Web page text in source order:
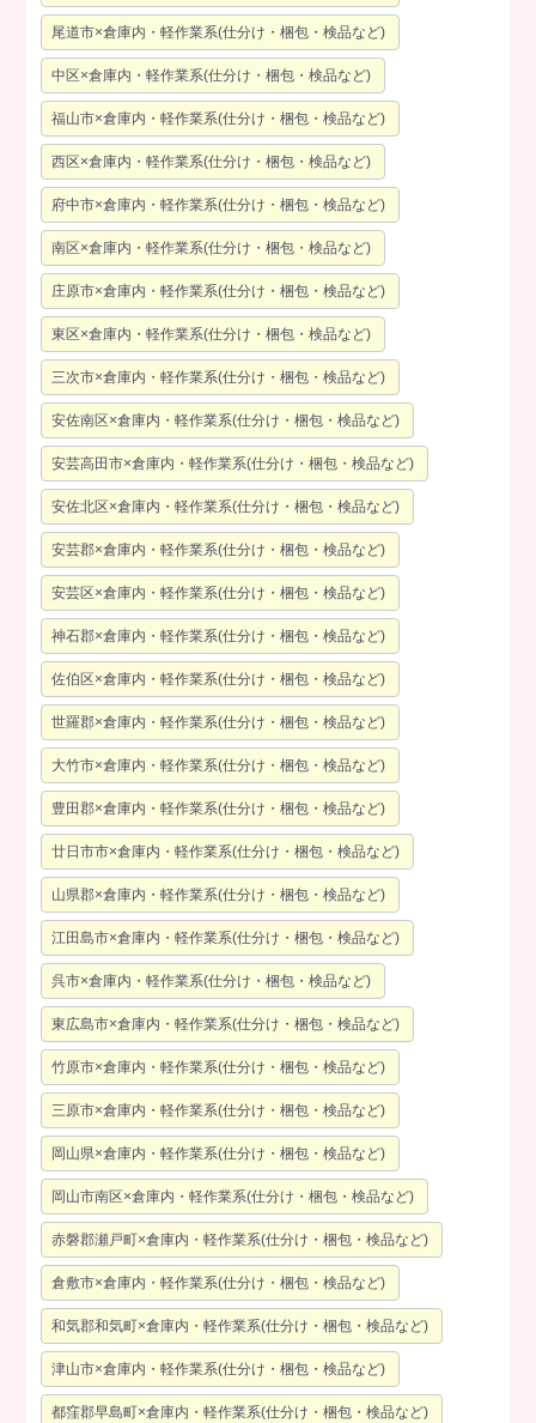
尾道市×倉庫内・軽作業系(仕分け・梱包・検品など)
中区×倉庫内・軽作業系(仕分け・梱包・検品など)
福山市×倉庫内・軽作業系(仕分け・梱包・検品など)
西区×倉庫内・軽作業系(仕分け・梱包・検品など)
府中市×倉庫内・軽作業系(仕分け・梱包・検品など)
南区×倉庫内・軽作業系(仕分け・梱包・検品など)
庄原市×倉庫内・軽作業系(仕分け・梱包・検品など)
東区×倉庫内・軽作業系(仕分け・梱包・検品など)
三次市×倉庫内・軽作業系(仕分け・梱包・検品など)
安佐南区×倉庫内・軽作業系(仕分け・梱包・検品など)
安芸高田市×倉庫内・軽作業系(仕分け・梱包・検品など)
安佐北区×倉庫内・軽作業系(仕分け・梱包・検品など)
安芸郡×倉庫内・軽作業系(仕分け・梱包・検品など)
安芸区×倉庫内・軽作業系(仕分け・梱包・検品など)
神石郡×倉庫内・軽作業系(仕分け・梱包・検品など)
佐伯区×倉庫内・軽作業系(仕分け・梱包・検品など)
世羅郡×倉庫内・軽作業系(仕分け・梱包・検品など)
大竹市×倉庫内・軽作業系(仕分け・梱包・検品など)
豊田郡×倉庫内・軽作業系(仕分け・梱包・検品など)
廿日市市×倉庫内・軽作業系(仕分け・梱包・検品など)
山県郡×倉庫内・軽作業系(仕分け・梱包・検品など)
江田島市×倉庫内・軽作業系(仕分け・梱包・検品など)
呉市×倉庫内・軽作業系(仕分け・梱包・検品など)
東広島市×倉庫内・軽作業系(仕分け・梱包・検品など)
竹原市×倉庫内・軽作業系(仕分け・梱包・検品など)
三原市×倉庫内・軽作業系(仕分け・梱包・検品など)
岡山県×倉庫内・軽作業系(仕分け・梱包・検品など)
岡山市南区×倉庫内・軽作業系(仕分け・梱包・検品など)
赤磐郡瀬戸町×倉庫内・軽作業系(仕分け・梱包・検品など)
倉敷市×倉庫内・軽作業系(仕分け・梱包・検品など)
和気郡和気町×倉庫内・軽作業系(仕分け・梱包・検品など)
津山市×倉庫内・軽作業系(仕分け・梱包・検品など)
都窪郡早島町×倉庫内・軽作業系(仕分け・梱包・検品など)